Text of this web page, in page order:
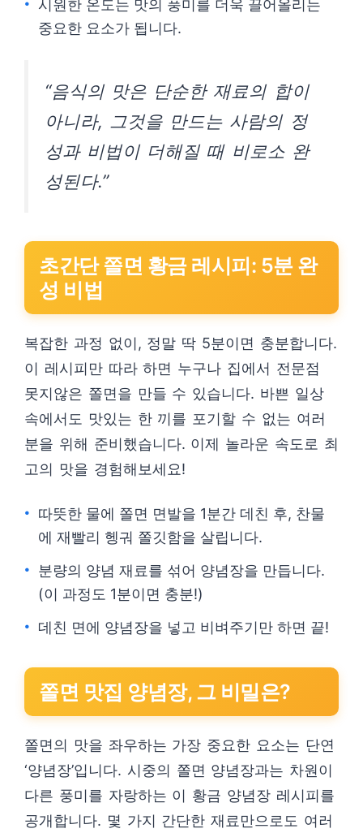
시원한 온도는 맛의 풍미를 더욱 끌어올리는
중요한 요소가 됩니다.
“음식의 맛은 단순한 재료의 합이
아니라, 그것을 만드는 사람의 정
성과 비법이 더해질 때 비로소 완
성된다.”
초간단 쫄면 황금 레시피: 5분 완
성 비법
복잡한 과정 없이, 정말 딱 5분이면 충분합니다.
이 레시피만 따라 하면 누구나 집에서 전문점
못지않은 쫄면을 만들 수 있습니다. 바쁜 일상
속에서도 맛있는 한 끼를 포기할 수 없는 여러
분을 위해 준비했습니다. 이제 놀라운 속도로 최
고의 맛을 경험해보세요!
따뜻한 물에 쫄면 면발을 1분간 데친 후, 찬물
에 재빨리 헹궈 쫄깃함을 살립니다.
분량의 양념 재료를 섞어 양념장을 만듭니다.
(이 과정도 1분이면 충분!)
데친 면에 양념장을 넣고 비벼주기만 하면 끝!
쫄면 맛집 양념장, 그 비밀은?
쫄면의 맛을 좌우하는 가장 중요한 요소는 단연
‘양념장’입니다. 시중의 쫄면 양념장과는 차원이
다른 풍미를 자랑하는 이 황금 양념장 레시피를
공개합니다. 몇 가지 간단한 재료만으로도 여러